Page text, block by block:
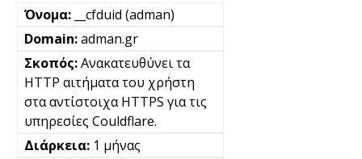
__cfduid (adman)
adman.gr
Ανακατευθύνει τα
HTTP αιτήματα του χρήστη
στα αντίστοιχα HTTPS για τις
υπηρεσίες Couldflare.
1 μήνας